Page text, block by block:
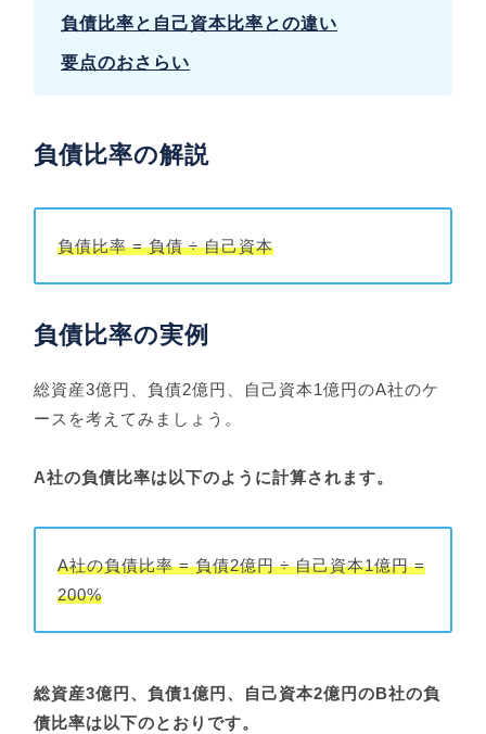
負債比率と自己資本比率との違い
要点のおさらい
負債比率の解説
負債比率 = 負債 ÷ 自己資本
負債比率の実例
総資産3億円、負債2億円、自己資本1億円のA社のケ
ースを考えてみましょう。
A社の負債比率は以下のように計算されます。
A社の負債比率 = 負債2億円 ÷ 自己資本1億円 =
200%
総資産3億円、負債1億円、自己資本2億円のB社の負
債比率は以下のとおりです。